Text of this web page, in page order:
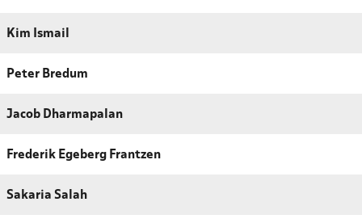
Kim Ismail
Peter Bredum
Jacob Dharmapalan
Frederik Egeberg Frantzen
Sakaria Salah